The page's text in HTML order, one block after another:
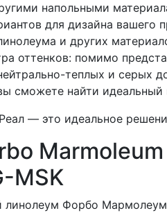
напольными
для дизайна вашего
и других
оттенков: помимо
теплых и серых
сможете найти идеальный
— это идеальное
MSK
Форбо Мармолеум